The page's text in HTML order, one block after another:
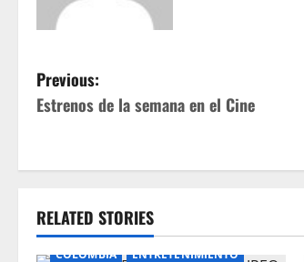
P
o
s
n
Previous:
Estrenos de la semana en el Cine
RELATED STORIES
COLOMBIA ENTRETENIMIENTO